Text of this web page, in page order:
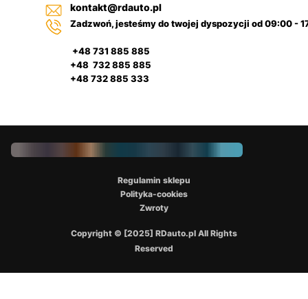
kontakt@rdauto.pl
Zadzwoń, jesteśmy do twojej dyspozycji od 09:00 -
+48 731 885 885
+48 732 885 885
+48 732 885 333
Copyright © [2025] RDauto.pl All Rights
Reserved
Regulamin sklepu
Polityka-cookies
Zwroty